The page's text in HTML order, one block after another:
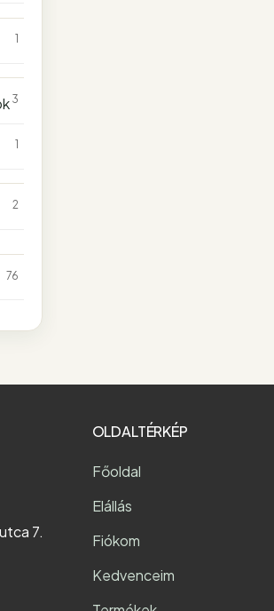
1
3
1
2
76
7.
OLDALTÉRKÉP
Főoldal
Elállás
Fiókom
Kedvenceim